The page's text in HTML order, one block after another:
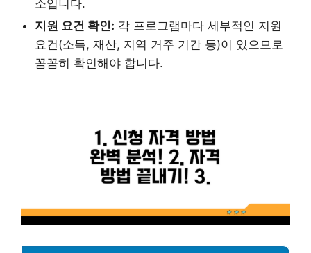
소입니다.
지원 요건 확인: 각 프로그램마다 세부적인 지원
요건(소득, 재산, 지역 거주 기간 등)이 있으므로
꼼꼼히 확인해야 합니다.